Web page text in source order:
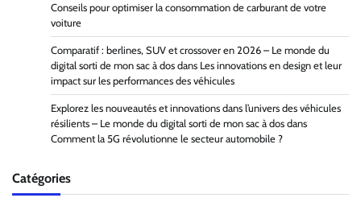
Conseils pour optimiser la consommation de carburant de votre
voiture
Comparatif : berlines, SUV et crossover en 2026 – Le monde du
digital sorti de mon sac à dos dans Les innovations en design et leur
impact sur les performances des véhicules
Explorez les nouveautés et innovations dans l’univers des véhicules
résilients – Le monde du digital sorti de mon sac à dos dans
Comment la 5G révolutionne le secteur automobile ?
Catégories